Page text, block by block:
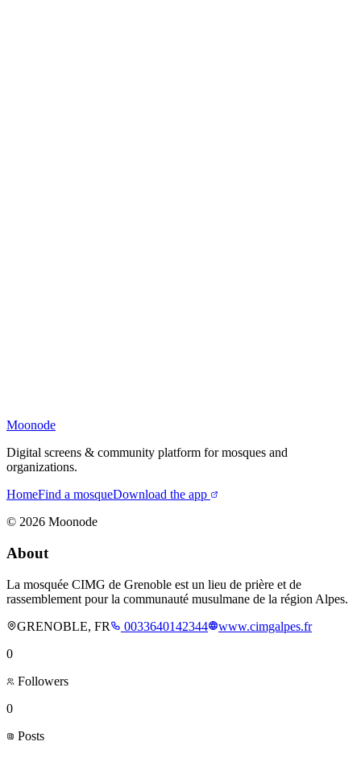
Moonode
Digital screens & community platform for mosques and
organizations.
HomeFind a mosqueDownload the app
© 2026 Moonode
About
La mosquée CIMG de Grenoble est un lieu de prière et de
rassemblement pour la communauté musulmane de la région Alpes.
GRENOBLE, FR
0033640142344
www.cimgalpes.fr
0
Followers
0
Posts